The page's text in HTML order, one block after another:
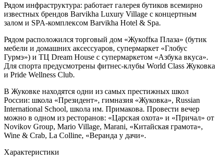
Рядом инфраструктура: работает галерея бутиков всемирно
известных брендов Barvikha Luxury Village с концертным
залом и SPA-комплексом Barvikha Hotel & Spa.
Рядом расположился торговый дом «Жукоffка Плаза» (бутик
мебели и домашних аксессуаров, супермаркет «Глобус
Гурмэ») и ТЦ Dream House с супермаркетом «Азбука вкуса».
Для спорта предусмотрены фитнес-клубы World Class Жуковка
и Pride Wellness Club.
В Жуковке находятся одни из самых престижных школ
России: школа «Президент», гимназия «Жуковка», Russian
International School, школа им. Примакова. Провести вечер
можно в одном из ресторанов: «Царская охота» и «Причал» от
Novikov Group, Mario Village, Marani, «Китайская грамота»,
Wine & Crab, La Colline, «Веранда у дачи».
Характеристики